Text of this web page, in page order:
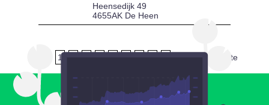
Heensedijk 49
4655AK De Heen
1 volgende laatste